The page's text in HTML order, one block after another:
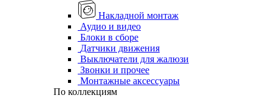
Накладной монтаж
Аудио и видео
Блоки в сборе
Датчики движения
Выключатели для жалюзи
Звонки и прочее
Монтажные аксессуары
По коллекциям